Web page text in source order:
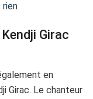
rien
Girac
en
Girac. Le chanteur